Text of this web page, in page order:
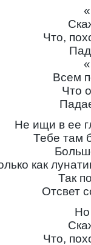
Что,
Всем
Что
Не ищи в ее
Тебе там
как
Так
Отсвет
Что,